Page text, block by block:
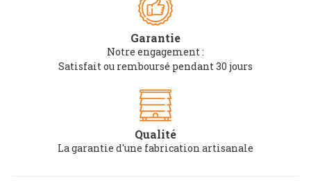
Garantie
Notre engagement :
Satisfait ou remboursé pendant 30 jours
Qualité
La garantie d'une fabrication artisanale